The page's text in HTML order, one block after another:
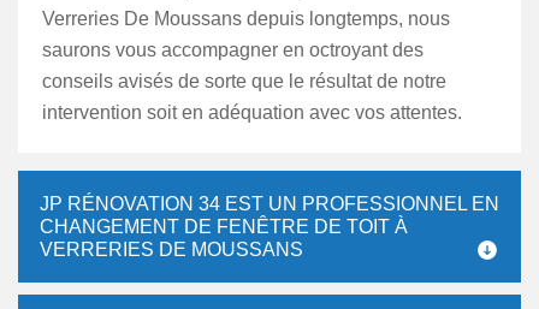
Verreries De Moussans depuis longtemps, nous
saurons vous accompagner en octroyant des
conseils avisés de sorte que le résultat de notre
intervention soit en adéquation avec vos attentes.
JP RÉNOVATION 34 EST UN PROFESSIONNEL EN
CHANGEMENT DE FENÊTRE DE TOIT À
VERRERIES DE MOUSSANS